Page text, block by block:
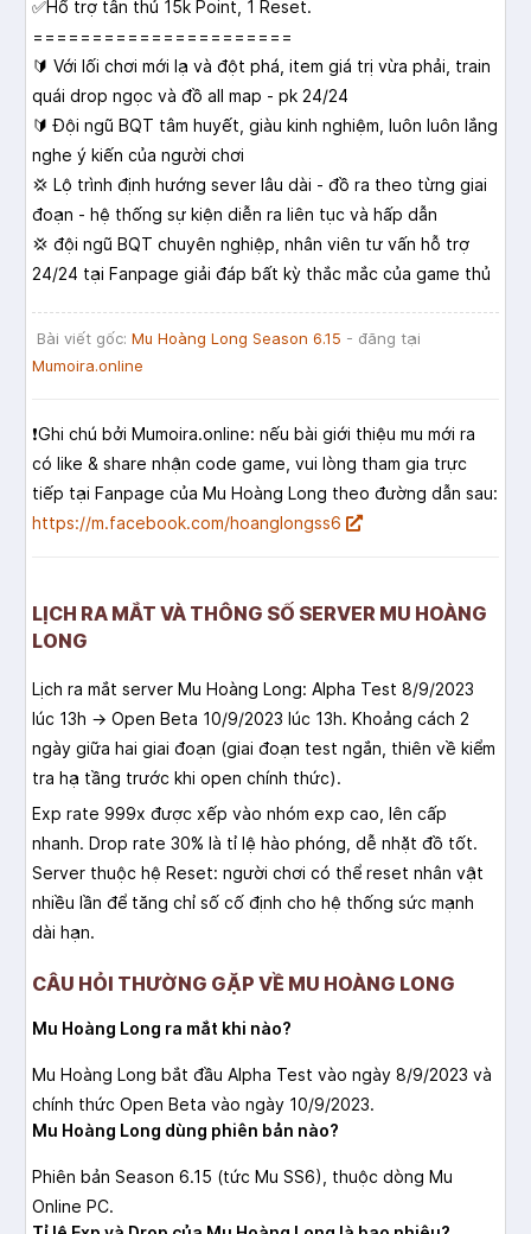
✅Hổ trợ tân thủ 15k Point, 1 Reset.
======================
🔰 Với lối chơi mới lạ và đột phá, item giá trị vừa phải, train
quái drop ngọc và đồ all map - pk 24/24
🔰 Đội ngũ BQT tâm huyết, giàu kinh nghiệm, luôn luôn lắng
nghe ý kiến của người chơi
💢 Lộ trình định hướng sever lâu dài - đồ ra theo từng giai
đoạn - hệ thống sự kiện diễn ra liên tục và hấp dẫn
💢 đội ngũ BQT chuyên nghiệp, nhân viên tư vấn hỗ trợ
24/24 tại Fanpage giải đáp bất kỳ thắc mắc của game thủ
Bài viết gốc: Mu Hoàng Long Season 6.15 - đăng tại
Mumoira.online
❗️Ghi chú bởi Mumoira.online: nếu bài giới thiệu mu mới ra
có like & share nhận code game, vui lòng tham gia trực
tiếp tại Fanpage của Mu Hoàng Long theo đường dẫn sau:
https://m.facebook.com/hoanglongss6
LỊCH RA MẮT VÀ THÔNG SỐ SERVER MU HOÀNG
LONG
Lịch ra mắt server Mu Hoàng Long: Alpha Test 8/9/2023
lúc 13h → Open Beta 10/9/2023 lúc 13h. Khoảng cách 2
ngày giữa hai giai đoạn (giai đoạn test ngắn, thiên về kiểm
tra hạ tầng trước khi open chính thức).
Exp rate 999x được xếp vào nhóm exp cao, lên cấp
nhanh. Drop rate 30% là tỉ lệ hào phóng, dễ nhặt đồ tốt.
Server thuộc hệ Reset: người chơi có thể reset nhân vật
nhiều lần để tăng chỉ số cố định cho hệ thống sức mạnh
dài hạn.
CÂU HỎI THƯỜNG GẶP VỀ MU HOÀNG LONG
Mu Hoàng Long ra mắt khi nào?
Mu Hoàng Long bắt đầu Alpha Test vào ngày 8/9/2023 và
chính thức Open Beta vào ngày 10/9/2023.
Mu Hoàng Long dùng phiên bản nào?
Phiên bản Season 6.15 (tức Mu SS6), thuộc dòng Mu
Online PC.